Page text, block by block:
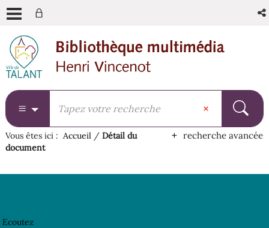
menu
contenu
recherche
recherche avancée
Vous êtes ici : Accueil / Détail du
document
Ecoutez